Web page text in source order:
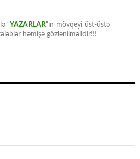
“YAZARLAR“ın mövqeyi üst-üstə
həmişə gözlənilməlidir!!!